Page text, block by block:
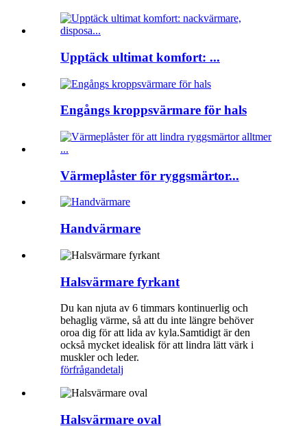
Upptäck ultimat komfort: ...
Engångs kroppsvärmare för hals
Värmeplåster för ryggsmärtor...
Handvärmare
Halsvärmare fyrkant
Du kan njuta av 6 timmars kontinuerlig och
behaglig värme, så att du inte längre behöver
oroa dig för att lida av kyla.Samtidigt är den
också mycket idealisk för att lindra lätt värk i
muskler och leder.
förfrågandetalj
Halsvärmare oval